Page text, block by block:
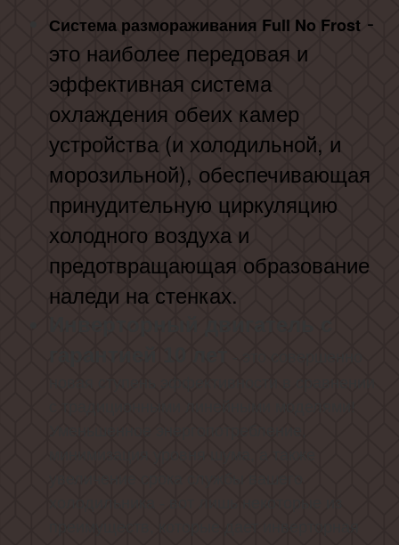
Система размораживания Full No Frost -
это наиболее передовая и
эффективная система
охлаждения обеих камер
устройства (и холодильной, и
морозильной), обеспечивающая
принудительную циркуляцию
холодного воздуха и
предотвращающая образование
наледи на стенках.